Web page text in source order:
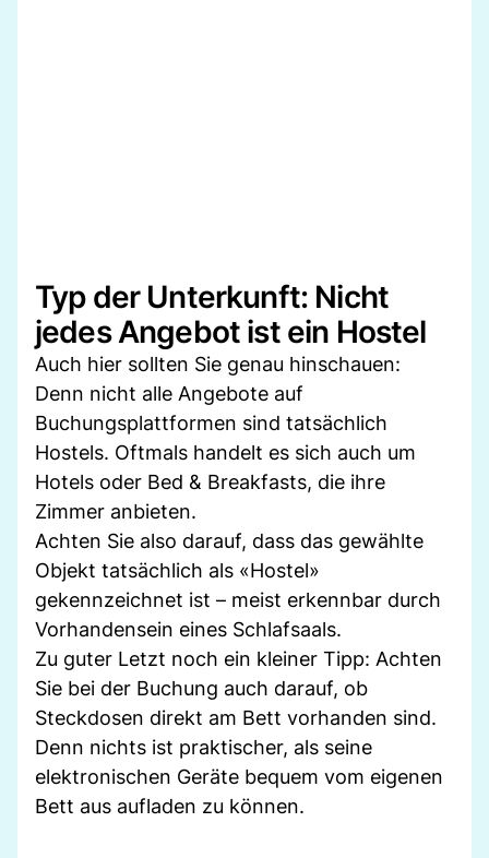
Typ der Unterkunft: Nicht
jedes Angebot ist ein Hostel
Auch hier sollten Sie genau hinschauen:
Denn nicht alle Angebote auf
Buchungsplattformen sind tatsächlich
Hostels. Oftmals handelt es sich auch um
Hotels oder Bed & Breakfasts, die ihre
Zimmer anbieten.
Achten Sie also darauf, dass das gewählte
Objekt tatsächlich als «Hostel»
gekennzeichnet ist – meist erkennbar durch
Vorhandensein eines Schlafsaals.
Zu guter Letzt noch ein kleiner Tipp: Achten
Sie bei der Buchung auch darauf, ob
Steckdosen direkt am Bett vorhanden sind.
Denn nichts ist praktischer, als seine
elektronischen Geräte bequem vom eigenen
Bett aus aufladen zu können.